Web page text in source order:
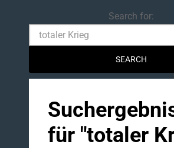
Search for:
für "totaler